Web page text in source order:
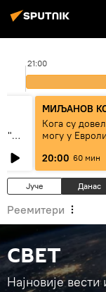
21:00
МИЉАНОВ
Кога су
могу у
20:00 60 мин
Јуче Данас
Реемитери
СВЕТ
Најновије вести